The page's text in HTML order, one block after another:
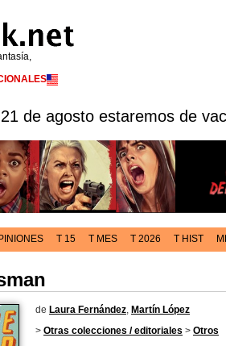
de agosto estaremos de
T 15 T MES T 2026 T HIST
de Laura Fernández, Martín López
> Otras colecciones / editoriales > Otros